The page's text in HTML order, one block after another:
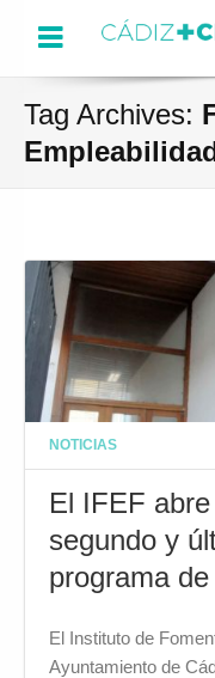
Menu
Tag Archives:
NOTICIAS
El IFEF
segundo y
programa
El Instituto de
Ayuntamiento de